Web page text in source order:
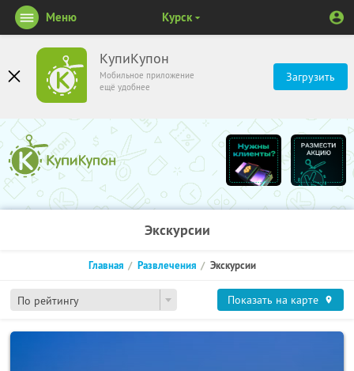
КупиКупон
Мобильное приложение
ещё удобнее
Загрузить
Меню Курск
Экскурсии
По рейтингу
Главная Развлечения Экскурсии
Показать на карте